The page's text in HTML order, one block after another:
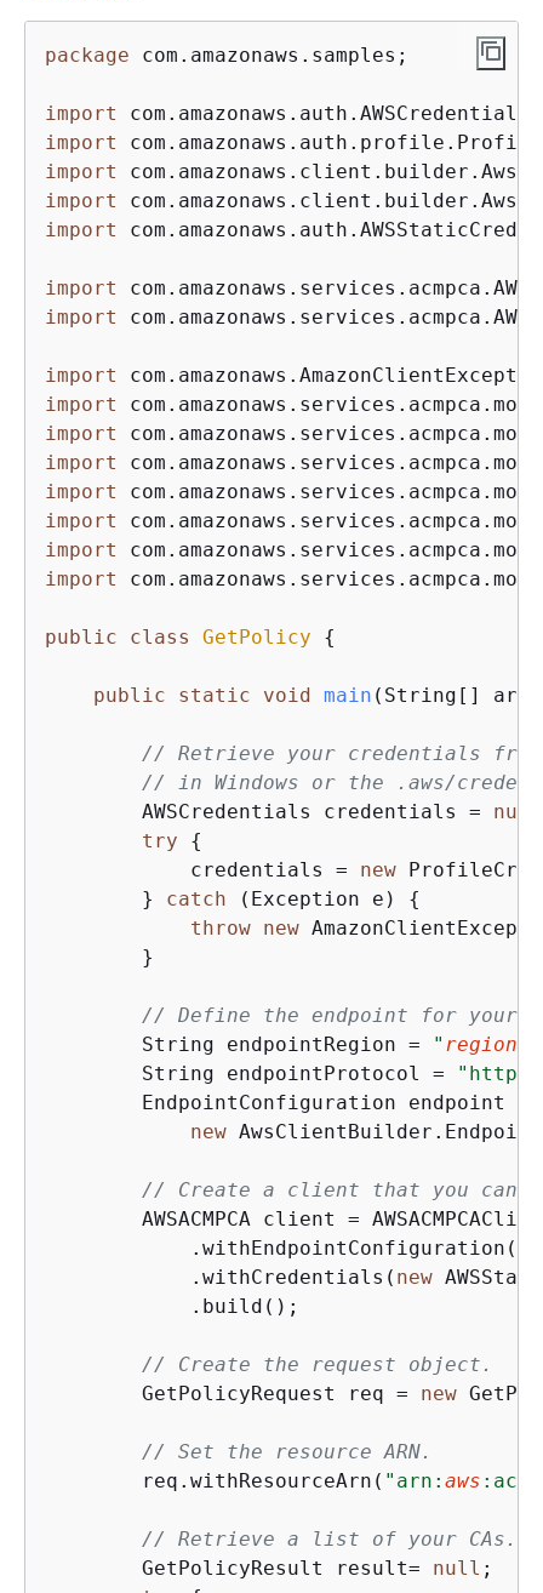
package com.amazonaws.samples;
import
import
import
import
import
import
import
import
import
import
import
import
import
import
import
public class GetPolicy {
public static void main (String[]
// Retrieve your credentials
// in Windows or the .aws/
        AWSCredentials credentials =
null
try
{
            credentials =
new
        }
catch (Exception e) {
throw new
        }
// Define the endpoint for your
        String endpointRegion =
" region
        String endpointProtocol =
        EndpointConfiguration endpoint =
new
// Create a client that you can
AWSACMPCA client =
            .withCredentials(
new
            .build();
// Create the request object.
        GetPolicyRequest req =
new
// Set the resource ARN.
        req.withResourceArn(
"arn: aws
// Retrieve a list of your CAs.
        GetPolicyResult result=
null ;